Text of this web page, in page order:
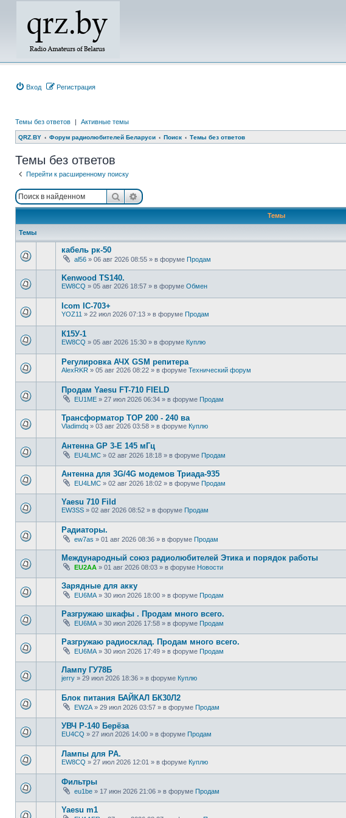
Вход Регистрация
Темы без ответов | Активные темы
QRZ.BY Форум радиолюбителей Беларуси Поиск Темы без ответов
Темы без ответов
Перейти к расширенному поиску
ПоискРасширенный поиск
Темы
Темы
кабель рк-50
al56 » 06 авг 2026 08:55 » в форуме Продам
Kenwood TS140.
EW8CQ » 05 авг 2026 18:57 » в форуме Обмен
Icom IC-703+
YOZ11 » 22 июл 2026 07:13 » в форуме Продам
К15У-1
EW8CQ » 05 авг 2026 15:30 » в форуме Куплю
Регулировка АЧХ GSM репитера
AlexRKR » 05 авг 2026 08:22 » в форуме Технический форум
Продам Yaesu FT-710 FIELD
EU1ME » 27 июл 2026 06:34 » в форуме Продам
Трансформатор ТОР 200 - 240 ва
Vladimdq » 03 авг 2026 03:58 » в форуме Куплю
Антенна GP 3-E 145 мГц
EU4LMC » 02 авг 2026 18:18 » в форуме Продам
Антенна для 3G/4G модемов Триада-935
EU4LMC » 02 авг 2026 18:02 » в форуме Продам
Yaesu 710 Fild
EW3SS » 02 авг 2026 08:52 » в форуме Продам
Радиаторы.
ew7as » 01 авг 2026 08:36 » в форуме Продам
Международный союз радиолюбителей Этика и порядок работы
EU2AA » 01 авг 2026 08:03 » в форуме Новости
Зарядные для акку
EU6MA » 30 июл 2026 18:00 » в форуме Продам
Разгружаю шкафы . Продам много всего.
EU6MA » 30 июл 2026 17:58 » в форуме Продам
Разгружаю радиосклад. Продам много всего.
EU6MA » 30 июл 2026 17:49 » в форуме Продам
Лампу ГУ78Б
jerry » 29 июл 2026 18:36 » в форуме Куплю
Блок питания БАЙКАЛ БК30Л2
EW2A » 29 июл 2026 03:57 » в форуме Продам
УВЧ Р-140 Берёза
EU4CQ » 27 июл 2026 14:00 » в форуме Продам
Лампы для РА.
EW8CQ » 27 июл 2026 12:01 » в форуме Куплю
Фильтры
eu1be » 17 июн 2026 21:06 » в форуме Продам
Yaesu m1